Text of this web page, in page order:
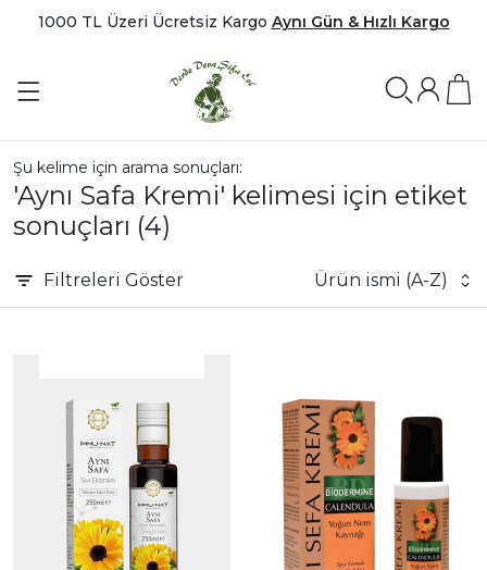
1000 TL Üzeri Ücretsiz Kargo Aynı Gün & Hızlı Kargo
Şu kelime için arama sonuçları:
'Aynı Safa Kremi' kelimesi için etiket
sonuçları (4)
Filtreleri Göster Ürün ismi (A-Z)